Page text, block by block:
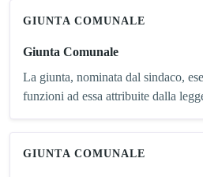
GIUNTA COMUNALE
Giunta Comunale
La giunta, nominata dal sindaco,
funzioni ad essa attribuite dalla
GIUNTA COMUNALE